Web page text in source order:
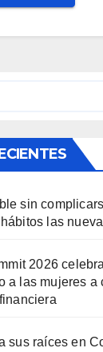
sin
las
2026
a las mujeres a
sus raíces en